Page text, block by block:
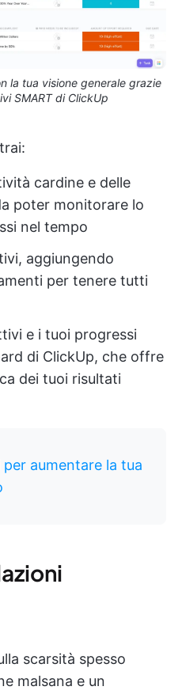
la tua visione generale grazie
SMART di ClickUp
cardine e delle
poter monitorare lo
nel tempo
aggiungendo
per tenere tutti
e i tuoi progressi
di ClickUp, che offre
dei tuoi risultati
per aumentare la tua
scarsità spesso
malsana e un